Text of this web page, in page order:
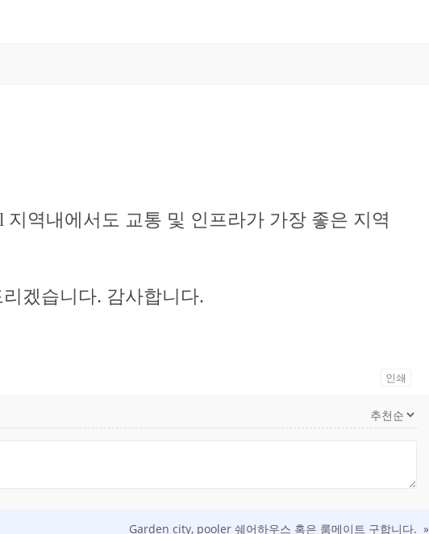
역내에서도 교통 및 인프라가 가장 좋은 지역
겠습니다. 감사합니다.
인쇄
Garden city, pooler 쉐어하우스 혹은 룸메이트 구합니다. »